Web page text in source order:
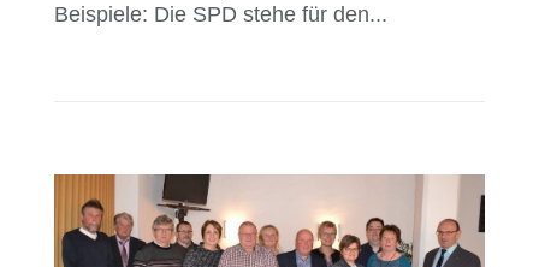
Beispiele: Die SPD stehe für den...